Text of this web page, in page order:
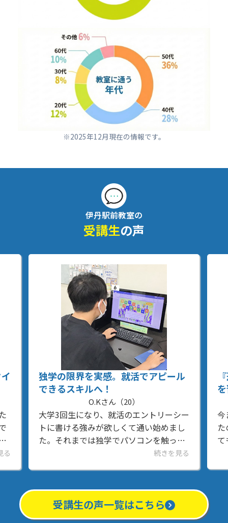
※2025年12月現在の情報です。
伊丹駅前教室の
受講生の声
る
独学の限界を実感。就活でアピール
できるスキルへ！
O.Kさん（20）
大学3回生になり、就活のエントリーシー
トに書ける強みが欲しくて通い始めまし
た。それまでは独学でパソコンを触って
いましたが、WordやExcelの正しい使い
続きを見る
今
受講生の声一覧はこちら